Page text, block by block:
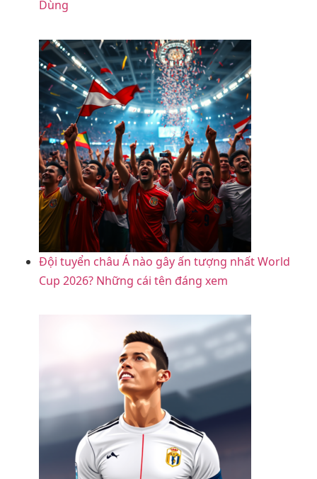
Dùng
Đội tuyển châu Á nào gây ấn tượng nhất World
Cup 2026? Những cái tên đáng xem